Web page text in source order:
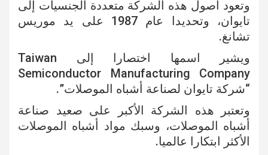
وتعود أصول هذه الشركة متعددة الجنسيات إلى
تايوان، وتحديدا عام 1987 على يد موريس
تشانغ.
ويشير اسمها اختصارا إلى Taiwan
Semiconductor Manufacturing Company
“شركة تايوان لصناعة أشباه الموصلات”.
وتعتبر هذه الشركة الأكبر على صعيد صناعة
أشباه الموصلات، وسبك مواد أشباه الموصلات
الأكثر ابتكارا عالميا.